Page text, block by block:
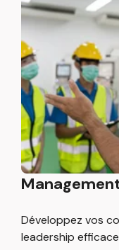
Développez vos
leadership